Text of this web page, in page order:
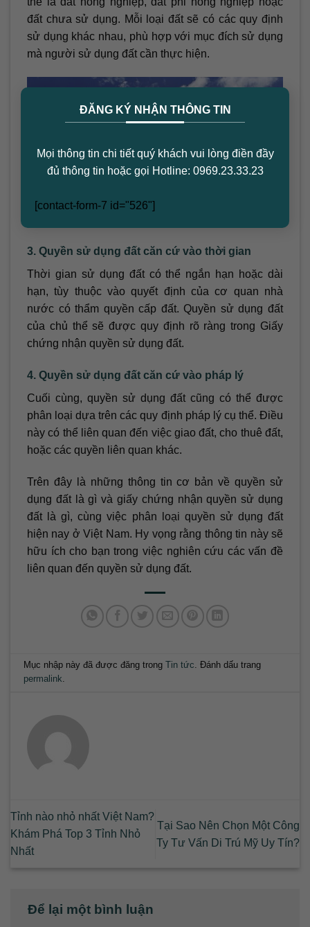
ĐĂNG KÝ NHẬN THÔNG TIN
Mọi thông tin chi tiết quý khách vui lòng điền đầy
đủ thông tin hoặc gọi Hotline: 0969.23.33.23
[contact-form-7 id="526"]
đất chưa sử dụng. Mỗi loại đất sẽ có các quy định
sử dụng khác nhau, phù hợp với mục đích sử dụng
mà người sử dụng đất cần thực hiện.
3. Quyền sử dụng đất căn cứ vào thời gian
Thời gian sử dụng đất có thể ngắn hạn hoặc dài
hạn, tùy thuộc vào quyết định của cơ quan nhà
nước có thẩm quyền cấp đất. Quyền sử dụng đất
của chủ thể sẽ được quy định rõ ràng trong Giấy
chứng nhận quyền sử dụng đất.
4. Quyền sử dụng đất căn cứ vào pháp lý
Cuối cùng, quyền sử dụng đất cũng có thể được
phân loại dựa trên các quy định pháp lý cụ thể. Điều
này có thể liên quan đến việc giao đất, cho thuê đất,
hoặc các quyền liên quan khác.
Trên đây là những thông tin cơ bản về quyền sử
dụng đất là gì và giấy chứng nhận quyền sử dụng
đất là gì, cùng việc phân loại quyền sử dụng đất
hiện nay ở Việt Nam. Hy vọng rằng thông tin này sẽ
hữu ích cho bạn trong việc nghiên cứu các vấn đề
liên quan đến quyền sử dụng đất.
Mục nhập này đã được đăng trongTin tức. Đánh dấu trang
permalink.
Tỉnh nào nhỏ nhất Việt Nam?
Khám Phá Top 3 Tỉnh Nhỏ
Nhất
Tại Sao Nên Chọn Một Công
Ty Tư Vấn Di Trú Mỹ Uy Tín?
Để lại một bình luận